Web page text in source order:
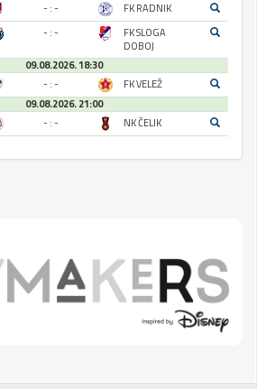
- : -
FK RADNIK
- : -
FK SLOGA
DOBOJ
09.08.2026. 18:30
- : -
FK VELEŽ
09.08.2026. 21:00
- : - NK ČELIK